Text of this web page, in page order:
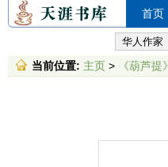
首页
华人作家
当前位置: 主页 > 《葫芦提》